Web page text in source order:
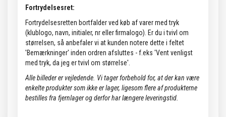
Fortrydelsesret:
Fortrydelsesretten bortfalder ved køb af varer med tryk
(klublogo, navn, initialer, nr eller firmalogo). Er du i tvivl om
størrelsen, så anbefaler vi at kunden notere dette i feltet
'Bemærkninger' inden ordren afsluttes - f.eks 'Vent venligst
med tryk, da jeg er tvivl om størrelse'.
Alle billeder er vejledende. Vi tager forbehold for, at der kan være
enkelte produkter som ikke er lager, ligesom flere af produkterne
bestilles fra fjernlager og derfor har længere leveringstid.